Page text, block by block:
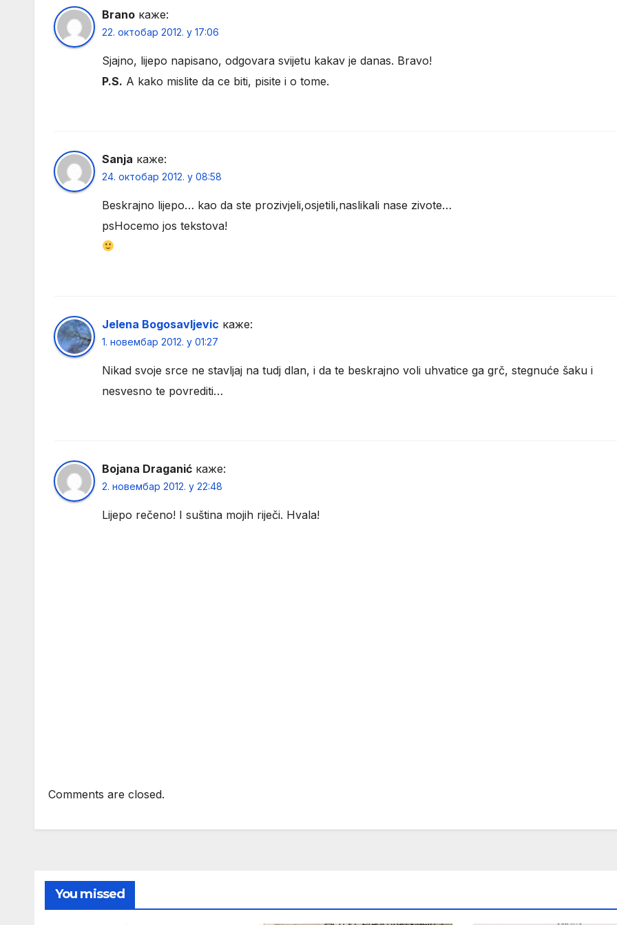
Brano каже:
22. октобар 2012. у 17:06
Sjajno, lijepo napisano, odgovara svijetu kakav je danas. Bravo!
P.S. A kako mislite da ce biti, pisite i o tome.
Sanja каже:
24. октобар 2012. у 08:58
Beskrajno lijepo… kao da ste prozivjeli,osjetili,naslikali nase zivote…
psHocemo jos tekstova!
Jelena Bogosavljevic каже:
1. новембар 2012. у 01:27
Nikad svoje srce ne stavljaj na tudj dlan, i da te beskrajno voli uhvatice ga grč, stegnuće šaku i
nesvesno te povrediti…
Bojana Draganić каже:
2. новембар 2012. у 22:48
Lijepo rečeno! I suština mojih riječi. Hvala!
Comments are closed.
You missed